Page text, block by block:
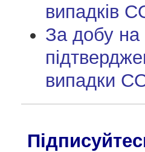
випадків
За добу на
випадки